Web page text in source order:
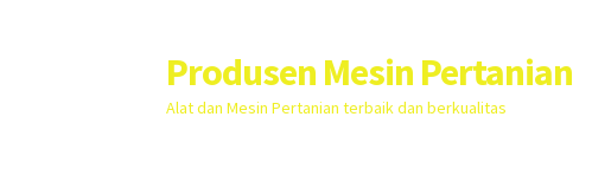
Skip
to
navigation
Skip
to
content
Produsen Mesin Pertanian
Alat dan Mesin Pertanian terbaik dan berkualitas